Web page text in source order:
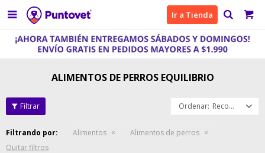
 Ir a Tienda
ALIMENTOS DE PERROS EQUILIBRIO
Recomendados
Filtrando por: Alimentos
Alimentos de perros
Quitar filtros